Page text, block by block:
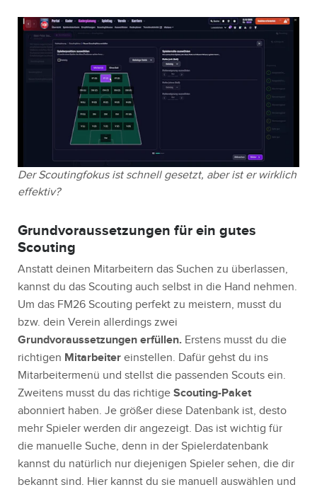
Der Scoutingfokus ist schnell gesetzt, aber ist er wirklich
effektiv?
Grundvoraussetzungen für ein gutes
Scouting
Anstatt deinen Mitarbeitern das Suchen zu überlassen,
kannst du das Scouting auch selbst in die Hand nehmen.
Um das FM26 Scouting perfekt zu meistern, musst du
bzw. dein Verein allerdings zwei
Grundvoraussetzungen erfüllen. Erstens musst du die
richtigen Mitarbeiter einstellen. Dafür gehst du ins
Mitarbeitermenü und stellst die passenden Scouts ein.
Zweitens musst du das richtige Scouting-Paket
abonniert haben. Je größer diese Datenbank ist, desto
mehr Spieler werden dir angezeigt. Das ist wichtig für
die manuelle Suche, denn in der Spielerdatenbank
kannst du natürlich nur diejenigen Spieler sehen, die dir
bekannt sind. Hier kannst du sie manuell auswählen und